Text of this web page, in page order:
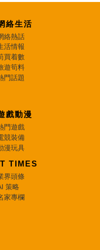
絡生活
絡熱話
活情報
買着數
遊筍料
門話題
戲動漫
門遊戲
競裝備
漫玩具
IT TIMES
界頭條
策略
家專欄